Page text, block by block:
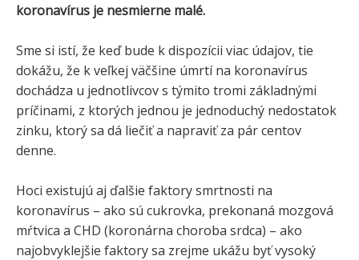
koronavírus je nesmierne malé.
Sme si istí, že keď bude k dispozícii viac údajov, tie
dokážu, že k veľkej väčšine úmrtí na koronavírus
dochádza u jednotlivcov s týmito tromi základnými
príčinami, z ktorých jednou je jednoduchý nedostatok
zinku, ktorý sa dá liečiť a napraviť za pár centov
denne.
Hoci existujú aj ďalšie faktory smrtnosti na
koronavírus – ako sú cukrovka, prekonaná mozgová
mŕtvica a CHD (koronárna choroba srdca) – ako
najobvyklejšie faktory sa zrejme ukážu byť vysoký